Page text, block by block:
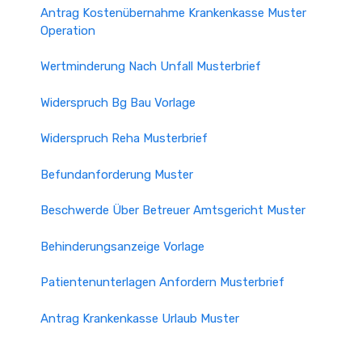
Antrag Kostenübernahme Krankenkasse Muster
Operation
Wertminderung Nach Unfall Musterbrief
Widerspruch Bg Bau Vorlage
Widerspruch Reha Musterbrief
Befundanforderung Muster
Beschwerde Über Betreuer Amtsgericht Muster
Behinderungsanzeige Vorlage
Patientenunterlagen Anfordern Musterbrief
Antrag Krankenkasse Urlaub Muster